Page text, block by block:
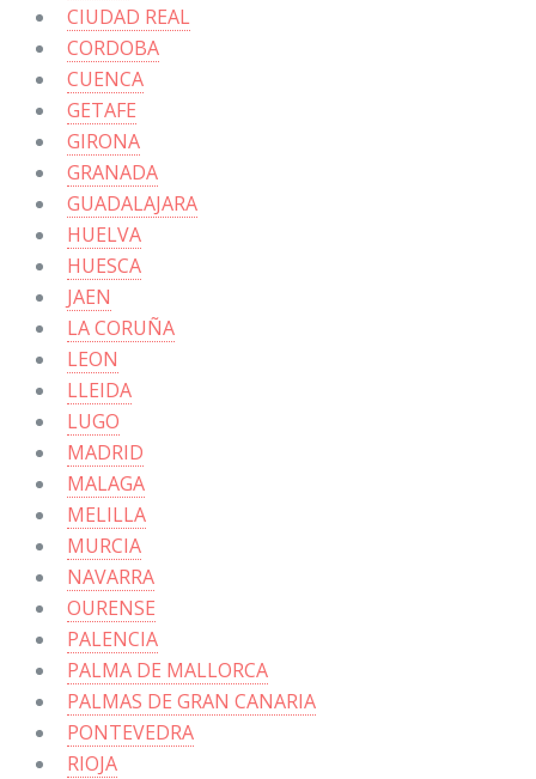
CIUDAD REAL
CORDOBA
CUENCA
GETAFE
GIRONA
GRANADA
GUADALAJARA
HUELVA
HUESCA
JAEN
LA CORUÑA
LEON
LLEIDA
LUGO
MADRID
MALAGA
MELILLA
MURCIA
NAVARRA
OURENSE
PALENCIA
PALMA DE MALLORCA
PALMAS DE GRAN CANARIA
PONTEVEDRA
RIOJA